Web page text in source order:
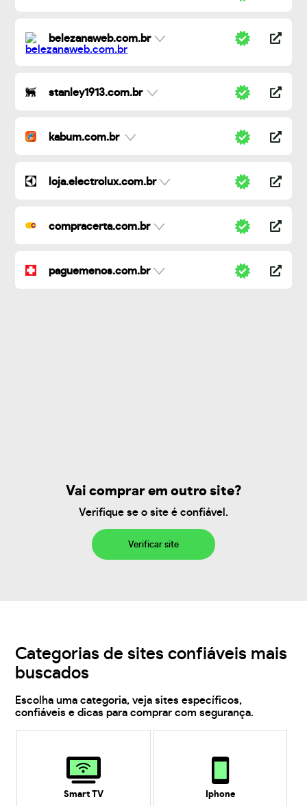
belezanaweb.com.br
stanley1913.com.br
kabum.com.br
loja.electrolux.com.br
compracerta.com.br
paguemenos.com.br
Vai comprar em outro site?
Verifique se o site é confiável.
Verificar site
Categorias de sites confiáveis mais
buscados
Escolha uma categoria, veja sites específicos,
confiáveis e dicas para comprar com segurança.
Smart TV Iphone